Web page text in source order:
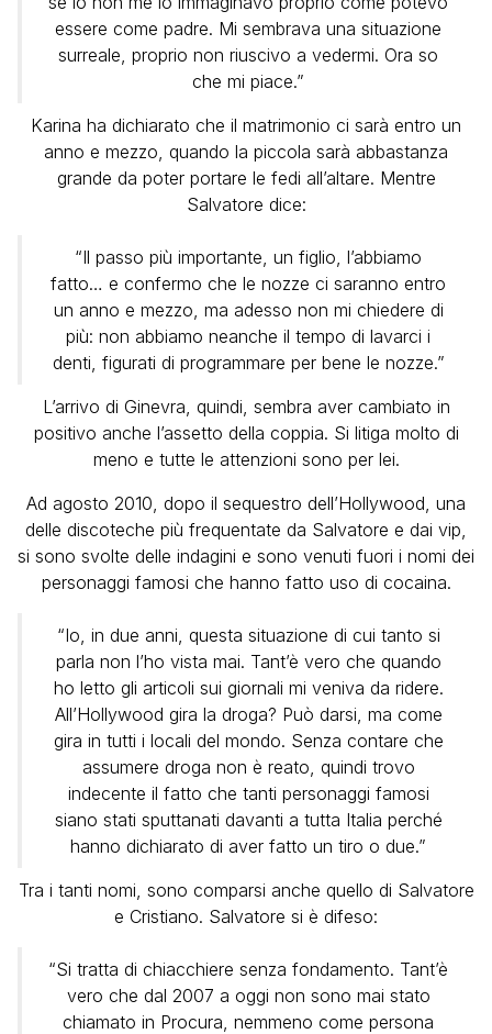
essere come padre. Mi sembrava una situazione
surreale, proprio non riuscivo a vedermi. Ora so
che mi piace.”
Karina ha dichiarato che il matrimonio ci sarà entro un
anno e mezzo, quando la piccola sarà abbastanza
grande da poter portare le fedi all’altare. Mentre
Salvatore dice:
“Il passo più importante, un figlio, l’abbiamo
fatto… e confermo che le nozze ci saranno entro
un anno e mezzo, ma adesso non mi chiedere di
più: non abbiamo neanche il tempo di lavarci i
denti, figurati di programmare per bene le nozze.”
L’arrivo di Ginevra, quindi, sembra aver cambiato in
positivo anche l’assetto della coppia. Si litiga molto di
meno e tutte le attenzioni sono per lei.
Ad agosto 2010, dopo il sequestro dell’Hollywood, una
delle discoteche più frequentate da Salvatore e dai vip,
si sono svolte delle indagini e sono venuti fuori i nomi dei
personaggi famosi che hanno fatto uso di cocaina.
“Io, in due anni, questa situazione di cui tanto si
parla non l’ho vista mai. Tant’è vero che quando
ho letto gli articoli sui giornali mi veniva da ridere.
All’Hollywood gira la droga? Può darsi, ma come
gira in tutti i locali del mondo. Senza contare che
assumere droga non è reato, quindi trovo
indecente il fatto che tanti personaggi famosi
siano stati sputtanati davanti a tutta Italia perché
hanno dichiarato di aver fatto un tiro o due.”
Tra i tanti nomi, sono comparsi anche quello di Salvatore
e Cristiano. Salvatore si è difeso:
“Si tratta di chiacchiere senza fondamento. Tant’è
vero che dal 2007 a oggi non sono mai stato
chiamato in Procura, nemmeno come persona